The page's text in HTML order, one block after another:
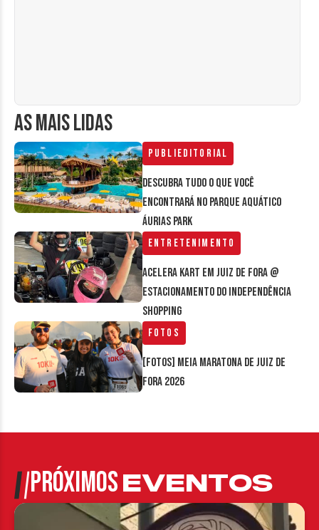
AS MAIS LIDAS
Publieditorial
Descubra tudo o que você
encontrará no parque aquático
Áurias Park
Entretenimento
Acelera Kart em Juiz de Fora @
estacionamento do Independência
Shopping
Fotos
[FOTOS] Meia Maratona de Juiz de
Fora 2026
PRÓXIMOSEVENTOS